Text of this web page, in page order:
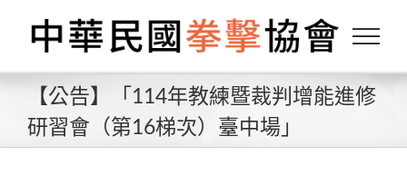
content
【公告】「114年教練暨裁判增能進修
研習會（第16梯次）臺中場」